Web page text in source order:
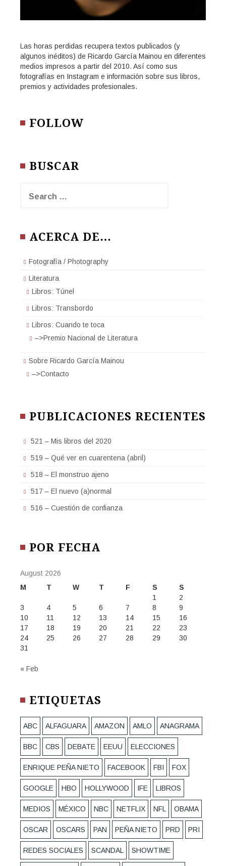
Las horas perdidas recupera textos publicados (y
algunos inéditos) de Ricardo García Mainou en diferentes
medios impresos a partir del 2010. Así como sus
fotografías en Instagram e información sobre sus libros,
premios y actividades profesionales.
FOLLOW
BUSCAR
for:
ACERCA DE…
Fotografía / Photography
Literatura
Libros: Túnel
Libros: Transbordo
Libros: Cuando te toca
–>Premio Nacional de Literatura
Sobre Ricardo García Mainou
–>Contacto
PUBLICACIONES RECIENTES
521 – Mis libros del 2020
519 – Qué ver en cuarentena (abril)
518 – El monstruo ajeno
517 – El nuevo (a)normal
516 – Cuestión de confianza
POR FECHA
August 2026
M
T W T F S
S
1
2
3
4 5 6 7 8
9
10
11 12 13 14 15
16
17
18 19 20 21 22
23
24
25 26 27 28 29
30
31
« Feb
ETIQUETAS
ABC ALFAGUARA AMAZON AMLO ANAGRAMA
BBC CBS DEBATE EEUU ELECCIONES
ENRIQUE PEÑA NIETO FACEBOOK FBI FOX
GOOGLE HBO HOLLYWOOD IFE LIBROS
MEDIOS MÉXICO NBC NETFLIX NFL OBAMA
OSCAR OSCARS PAN PEÑA NIETO PRD PRI
REDES SOCIALES SCANDAL SHOWTIME